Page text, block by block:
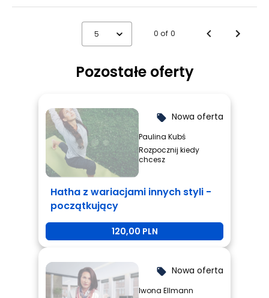
5 0 of 0
Pozostałe oferty
local_offer Nowa oferta
Paulina Kubś
Rozpocznij kiedy
chcesz
Hatha z wariacjami innych styli -
początkujący
120,00 PLN
local_offer Nowa oferta
Iwona Ellmann